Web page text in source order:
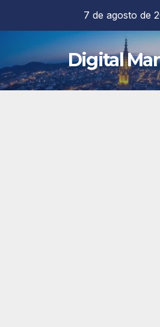
contenido
7 de agosto de
Digital